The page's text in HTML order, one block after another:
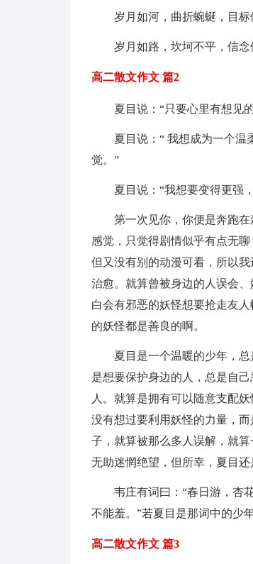
岁月如河，曲折蜿蜒，目
岁月如路，坎坷不平，信念
高二散文作文 篇2
夏目说：“只要心里有想见
夏目说：“ 我想成为一个
觉。”
夏目说：“我想要变得更强
第一次见你，你便是奔跑
感觉，只觉得剧情似乎有点无
但又没有别的动漫可看，所以
治愈。就算曾被身边的人误会
白会有邪恶的妖怪想要抢走友
的妖怪都是善良的啊。
夏目是一个温暖的少年，
是想要保护身边的人，总是自
人。就算是拥有可以随意支配
没有想过要利用妖怪的力量，
子，就算被那么多人误解，就
无助迷惘绝望，但所幸，夏目还
韦庄有词曰：“春日游，杏
不能羞。”若夏目是那词中的少
高二散文作文 篇3